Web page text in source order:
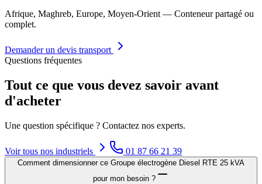
Afrique, Maghreb, Europe, Moyen-Orient — Conteneur partagé ou
complet.
Demander un devis transport
Questions fréquentes
Tout ce que vous devez savoir avant
d'acheter
Une question spécifique ? Contactez nos experts.
Voir tous nos industriels 01 87 66 21 39
Comment dimensionner ce Groupe électrogène Diesel RTE 25 kVA
pour mon besoin ?